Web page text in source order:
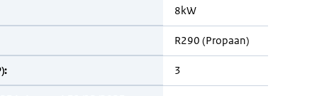
8kW
R290 (Propaan)
3